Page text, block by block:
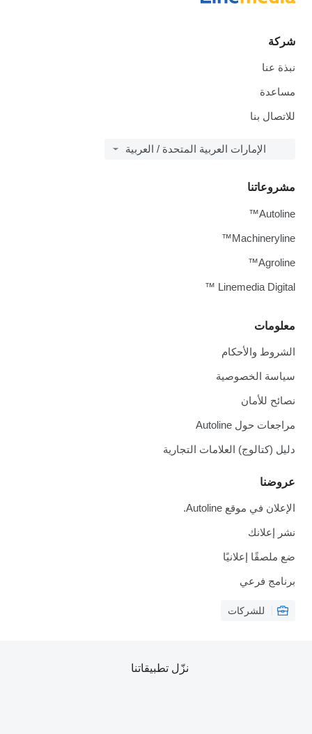
شركة
نبذة عنا
مساعدة
للاتصال بنا
الإمارات العربية المتحدة / العربية
معلومات
الشروط والأحكام
سياسة الخصوصية
نصائح للأمان
مراجعات حول Autoline
دليل (كتالوج) العلامات التجارية
عروضنا
الإعلان في موقع Autoline.
نشر إعلانك
ضع ملصقًا إعلانيًا
برنامج فرعي
للشركات
مشروعاتنا
Autoline™
Machineryline™
Agroline™
Linemedia Digital ™
نزّل تطبيقاتنا